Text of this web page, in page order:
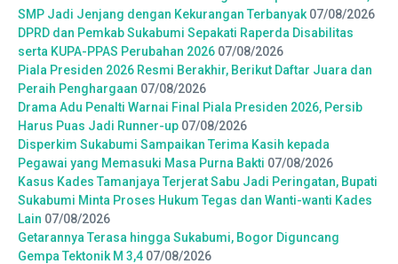
SMP Jadi Jenjang dengan Kekurangan Terbanyak 07/08/2026
DPRD dan Pemkab Sukabumi Sepakati Raperda Disabilitas
serta KUPA-PPAS Perubahan 2026 07/08/2026
Piala Presiden 2026 Resmi Berakhir, Berikut Daftar Juara dan
Peraih Penghargaan 07/08/2026
Drama Adu Penalti Warnai Final Piala Presiden 2026, Persib
Harus Puas Jadi Runner-up 07/08/2026
Disperkim Sukabumi Sampaikan Terima Kasih kepada
Pegawai yang Memasuki Masa Purna Bakti 07/08/2026
Kasus Kades Tamanjaya Terjerat Sabu Jadi Peringatan, Bupati
Sukabumi Minta Proses Hukum Tegas dan Wanti-wanti Kades
Lain 07/08/2026
Getarannya Terasa hingga Sukabumi, Bogor Diguncang
Gempa Tektonik M 3,4 07/08/2026